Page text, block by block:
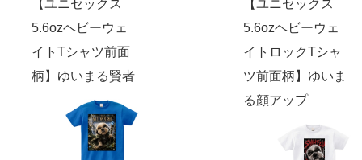
【ユニセックス
5.6ozヘビーウェ
イトTシャツ前面
柄】ゆいまる賢者
【ユニセックス
5.6ozヘビーウェ
イトロックTシャ
ツ前面柄】ゆいま
る顔アップ